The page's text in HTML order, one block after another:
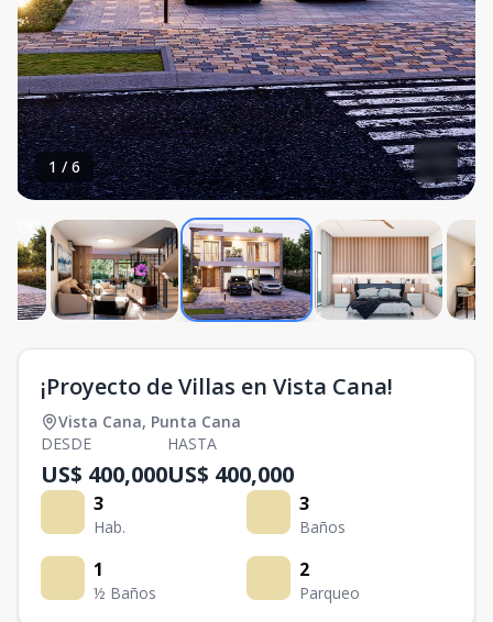
1 / 6
¡Proyecto de Villas en Vista Cana!
Vista Cana, Punta Cana
DESDE
US$ 400,000
HASTA
US$ 400,000
3
Hab.
3
Baños
1
½ Baños
2
Parqueo